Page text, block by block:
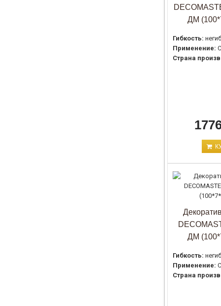
ДМ
Гибкость:
Применение:
Страна
ДМ
Гибкость:
Применение:
Страна